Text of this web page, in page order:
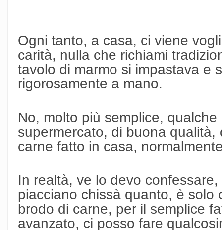
Ogni tanto, a casa, ci viene
carità, nulla che richiami
tavolo di marmo si impastava e
rigorosamente a mano.
No, molto più semplice,
supermercato, di buona
carne fatto in casa,
In realtà, ve lo devo
piacciano chissà quanto, è solo
brodo di carne, per il semplice
avanzato, ci posso fare